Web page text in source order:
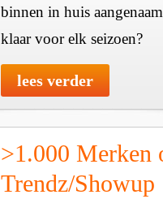
binnen in huis
klaar voor elk seizoen?
lees verder
>1.000 Merken
Trendz/Showup